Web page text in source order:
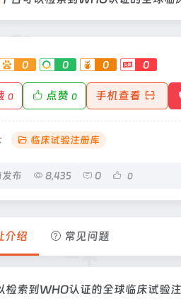
0 0 0 0
0 点赞 0 手机查看
临床试验注册库
布 8,435 0 0
介绍 常见问题
检索到WHO认证的全球临床试验